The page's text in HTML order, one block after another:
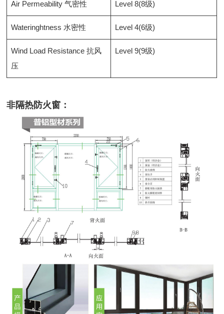
Air Permeability 气密性 Level 8(8级)
Wateringhtness 水密性 Level 4(6级)
Wind Load Resistance 抗风
压
Level 9(9级)
非隔热防火窗：